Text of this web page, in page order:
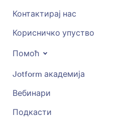
Контактирај нас
Корисничко упуство
Помоћ
Jotform академија
Вебинари
Подкасти